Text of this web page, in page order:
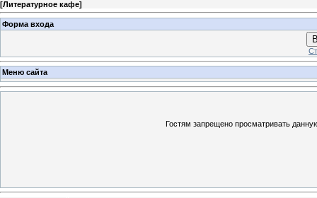
[Литературное кафе]
Форма входа
Меню сайта
Гостям запрещено просматривать